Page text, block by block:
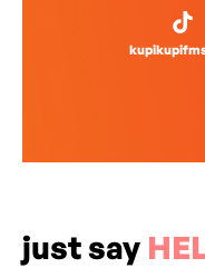
just say